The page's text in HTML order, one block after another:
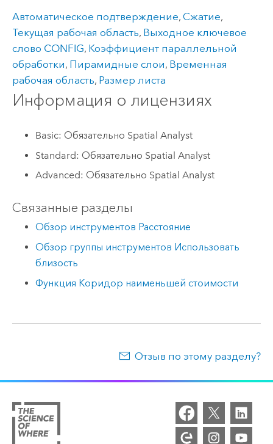
Автоматическое подтверждение, Сжатие,
Текущая рабочая область, Выходное ключевое
слово CONFIG, Коэффициент параллельной
обработки, Пирамидные слои, Временная
рабочая область, Размер листа
Информация о лицензиях
Basic: Обязательно Spatial Analyst
Standard: Обязательно Spatial Analyst
Advanced: Обязательно Spatial Analyst
Связанные разделы
Обзор инструментов Расстояние
Обзор группы инструментов Использовать
близость
Функция Коридор наименьшей стоимости
Отзыв по этому разделу?